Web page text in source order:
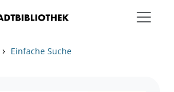
› Einfache Suche